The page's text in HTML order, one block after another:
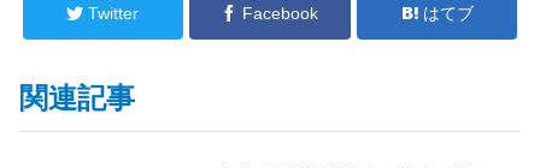
Twitter Facebook はてブ
関連記事